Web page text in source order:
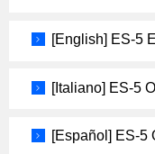
[English] ES-5
[Italiano] ES-5
[Español] ES-5